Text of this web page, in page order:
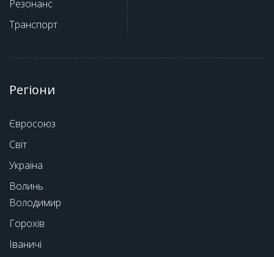
Резонанс
Транспорт
Регіони
Євросоюз
Світ
Україна
Волинь
Володимир
Горохів
Іваничі